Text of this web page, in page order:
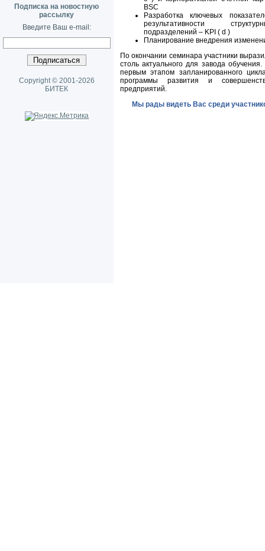
BSC
Разработка ключевых
результативности
подразделений – KPI ( d )
Планирование внедрения
По окончании семинара участники
столь актуального для завода
первым этапом запланированного
программы развития и
предприятий.
Мы рады видеть Вас среди
Подписка на новостную
рассылку
Введите Ваш e-mail:
Copyright © 2001-2026
БИТЕК